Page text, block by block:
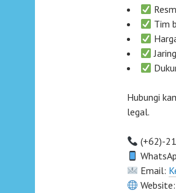
Tim
Hubungi
legal.
(+62)-
Email:
Website: